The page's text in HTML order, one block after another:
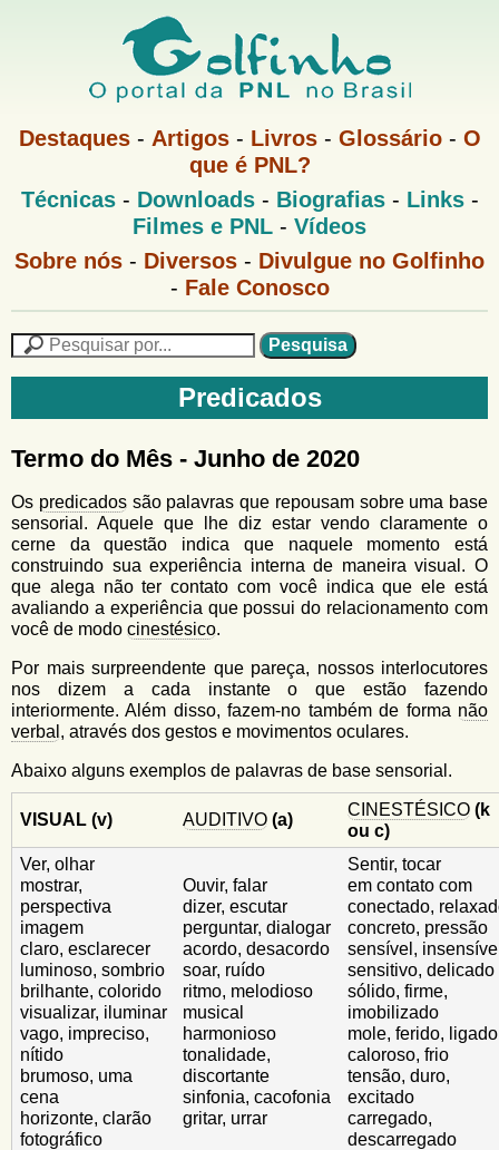
Pular
para
o
principal
G
f
i
n
h
o
M
u
Destaques- Artigos- Livros- Glossário- O
que é PNL?
M
e
P
Técnicas- Downloads- Biografias- Links-
Filmes e PNL - Vídeos
G
n
e
n
u
Sobre nós - Diversos - Divulgue no Golfinho
- Fale Conosco
F
m
u
l
á
r
i
o
d
e
b
u
s
c
a
e
i
s
a
n
o
G
o
l
f
i
n
h
o
Predicados
Termo do Mês - Junho de 2020
Os predicadossão palavras que repousam sobre uma base
sensorial. Aquele que lhe diz estar vendo claramente o
cerne da questão indica que naquele momento está
construindo sua experiência interna de maneira visual. O
que alega não ter contato com você indica que ele está
avaliando a experiência que possui do relacionamento com
você de modo cinestésico.
Por mais surpreendente que pareça, nossos interlocutores
nos dizem a cada instante o que estão fazendo
interiormente. Além disso, fazem-no também de forma não
verbal , através dos gestos e movimentos oculares.
Abaixo alguns exemplos de palavras de base sensorial.
VISUAL (v) AUDITIVO (a)
CINESTÉSICO (k
ou c)
Ver, olhar
mostrar,
perspectiva
imagem
claro, esclarecer
luminoso, sombrio
brilhante, colorido
visualizar, iluminar
vago, impreciso,
nítido
brumoso, uma
cena
horizonte, clarão
fotográfico
Ouvir, falar
dizer, escutar
perguntar, dialogar
acordo, desacordo
soar, ruído
ritmo, melodioso
musical
harmonioso
tonalidade,
discortante
sinfonia, cacofonia
gritar, urrar
Sentir, tocar
em contato com
conectado,
concreto, pressão
sensível,
sensitivo, delicado
sólido, firme,
imobilizado
mole, ferido, ligado
caloroso, frio
tensão, duro,
excitado
carregado,
descarregado